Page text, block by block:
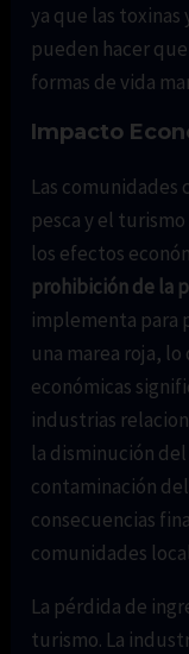
ya que las toxinas
pueden hacer
formas de vida
Impacto
Las comunidades
pesca y el
los efectos
prohibición de la
implementa para
una marea roja,
económicas
industrias
la disminución
contaminación
consecuencias
comunidades
La pérdida de
turismo. La